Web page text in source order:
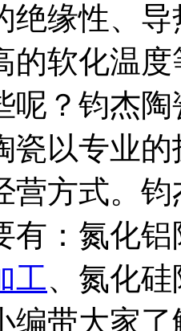
绝缘性、
的软化温
呢？钧杰
瓷以专业
营方式。
有：氮化
工、氮化
编带大家